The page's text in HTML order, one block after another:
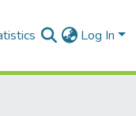
Log In